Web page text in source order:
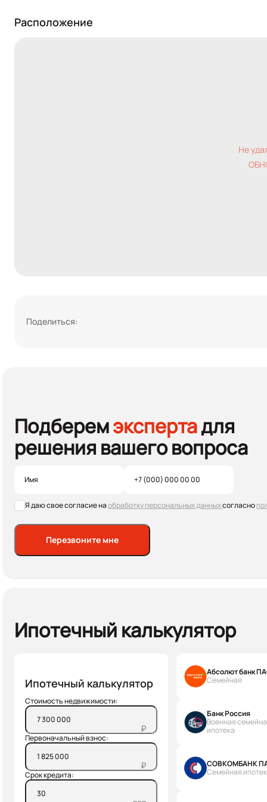
Расположение
Не
Поделиться:
Подберемэкспертадля
решения вашего вопроса
Я даю свое согласие наобработку персональных данныхсогласно
Перезвоните мне
Ипотечный калькулятор
Ипотечный калькулятор
Стоимость недвижимости:
₽
Первоначальный взнос:
₽
Срок кредита:
Абсолют банк
Семейная
Банк Россия
Военная
ипотека
СОВКОМБАНК
Семейная